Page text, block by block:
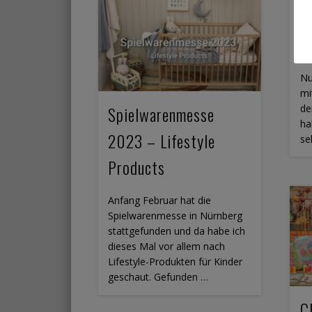
Spielwarenmesse
2023 – Lifestyle
Products
Anfang Februar hat die
Spielwarenmesse in Nürnberg
stattgefunden und da habe ich
dieses Mal vor allem nach
Lifestyle-Produkten für Kinder
geschaut. Gefunden …